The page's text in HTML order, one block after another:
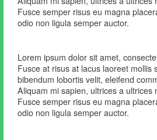
Fusce semper risus eu magna
odio non ligula semper auctor.
Lorem ipsum dolor sit amet,
Fusce at risus at lacus laoreet mollis
bibendum lobortis velit, eleifend
Aliquam mi sapien, ultrices a ultrices
Fusce semper risus eu magna
odio non ligula semper auctor.